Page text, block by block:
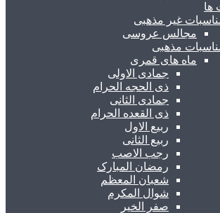
ها
غیر مذهبی
مجالس عروسی
مذهبی
ماه های قمری
جمادی الاولی
ذی الحجه الحرام
جمادی الثانی
ذی القعده الحرام
ربیع الاول
ربیع الثانی
رجب الاصب
رمضان المبارک
شعبان المعظم
شوال المکرم
صفر الخیر